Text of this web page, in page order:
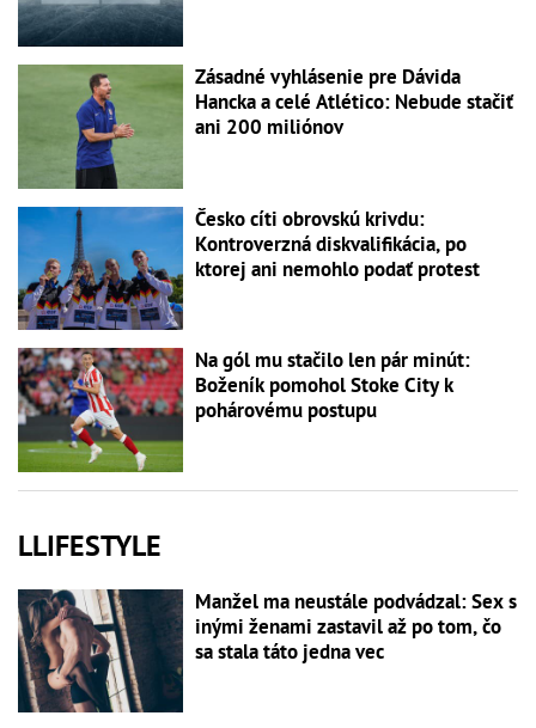
Zásadné vyhlásenie pre Dávida
Hancka a celé Atlético: Nebude stačiť
ani 200 miliónov
Česko cíti obrovskú krivdu:
Kontroverzná diskvalifikácia, po
ktorej ani nemohlo podať protest
Na gól mu stačilo len pár minút:
Boženík pomohol Stoke City k
pohárovému postupu
LLIFESTYLE
Manžel ma neustále podvádzal: Sex s
inými ženami zastavil až po tom, čo
sa stala táto jedna vec